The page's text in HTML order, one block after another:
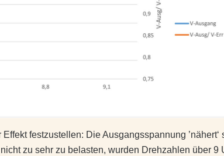
festzustellen: Die Ausgangsspannung
zu sehr zu belasten, wurden Drehzahlen über 9